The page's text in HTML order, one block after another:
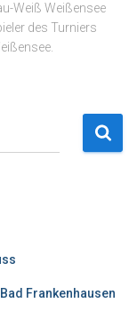
Weiß Weißensee
des Turniers
Frankenhausen